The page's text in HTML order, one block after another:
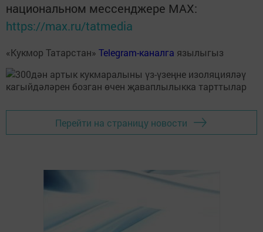
национальном мессенджере MАХ:
https://max.ru/tatmedia
«Кукмор Татарстан» Telegram-каналга язылыгыз
Перейти на страницу новости